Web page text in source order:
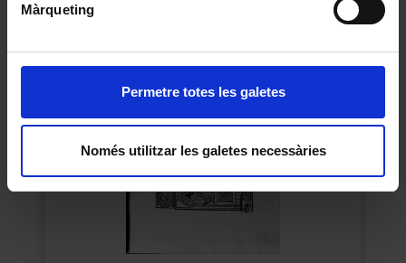
Màrqueting
Permetre totes les galetes
Només utilitzar les galetes necessàries